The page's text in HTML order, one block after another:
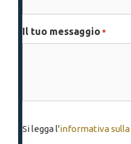
Il tuo messaggio *
legga
Si legga l'informativa sulla